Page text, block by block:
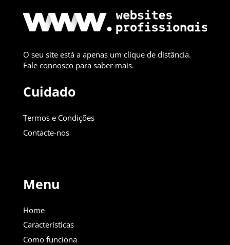
O seu site está a apenas um clique de distância.
Fale connosco para saber mais.
Cuidado
Termos e Condições
Contacte-nos
Menu
Home
Características
Como funciona